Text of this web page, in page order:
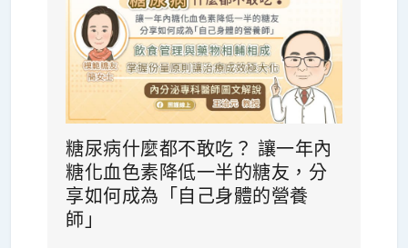
糖尿病什麼都不敢吃？ 讓一年內
糖化血色素降低一半的糖友，分
享如何成為「自己身體的營養
師」